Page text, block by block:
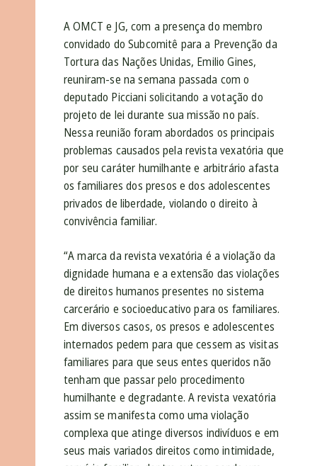
A OMCT e JG, com a presença do membro
convidado do Subcomitê para a Prevenção da
Tortura das Nações Unidas, Emilio Gines,
reuniram-se na semana passada com o
deputado Picciani solicitando a votação do
projeto de lei durante sua missão no país.
Nessa reunião foram abordados os principais
problemas causados pela revista vexatória que
por seu caráter humilhante e arbitrário afasta
os familiares dos presos e dos adolescentes
privados de liberdade, violando o direito à
convivência familiar.
“A marca da revista vexatória é a violação da
dignidade humana e a extensão das violações
de direitos humanos presentes no sistema
carcerário e socioeducativo para os familiares.
Em diversos casos, os presos e adolescentes
internados pedem para que cessem as visitas
familiares para que seus entes queridos não
tenham que passar pelo procedimento
humilhante e degradante. A revista vexatória
assim se manifesta como uma violação
complexa que atinge diversos indivíduos e em
seus mais variados direitos como intimidade,